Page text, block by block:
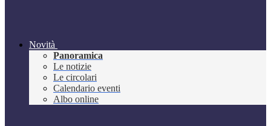
Novità
Panoramica
Le notizie
Le circolari
Calendario eventi
Albo online